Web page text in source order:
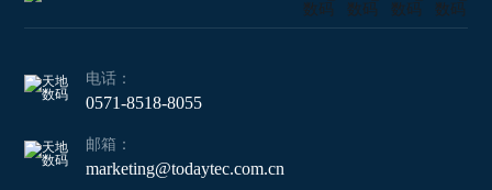
电话：
0571-8518-8055
邮箱：
marketing@todaytec.com.cn